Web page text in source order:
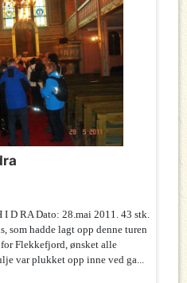
D RA Dato: 28.mai 2011. 43 stk.
som hadde lagt opp denne turen
Flekkefjord, ønsket alle
var plukket opp inne ved ga...